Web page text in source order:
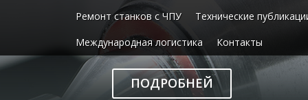
Ремонт станков с ЧПУ
Технические
Международная логистика
Контакты
ПОДРОБНЕЙ